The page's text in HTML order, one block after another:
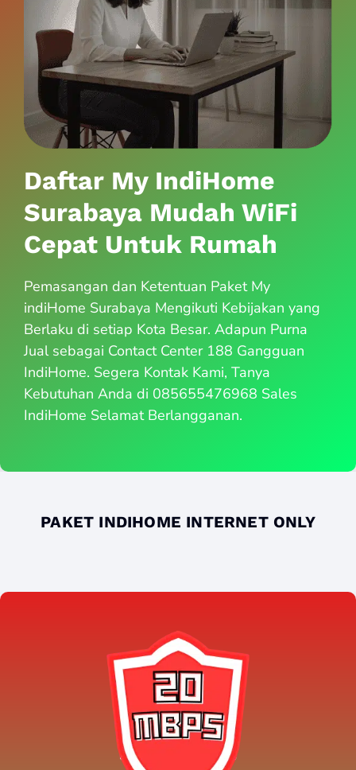
Daftar My IndiHome
Surabaya Mudah WiFi
Cepat Untuk Rumah
Pemasangan dan Ketentuan Paket My
indiHome Surabaya Mengikuti Kebijakan yang
Berlaku di setiap Kota Besar. Adapun Purna
Jual sebagai Contact Center 188 Gangguan
IndiHome. Segera Kontak Kami, Tanya
Kebutuhan Anda di 085655476968 Sales
IndiHome Selamat Berlangganan.
PAKET INDIHOME INTERNET ONLY